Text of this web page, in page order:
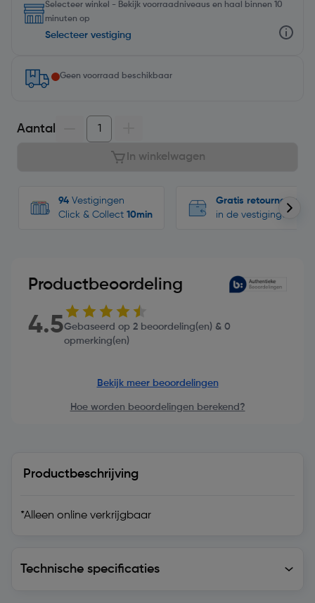
Selecteer winkel - Bekijk voorraadniveaus en haal binnen 10
minuten op
Selecteer vestiging
Geen voorraad beschikbaar
Aantal
In winkelwagen
94 Vestigingen
Click & Collect 10min
Gratis retourneren
in de vestigingen
Productbeoordeling
4.5Gebaseerd op 2 beoordeling(en) & 0
opmerking(en)
Bekijk meer beoordelingen
Hoe worden beoordelingen berekend?
Productbeschrijving
*Alleen online verkrijgbaar
Technische specificaties